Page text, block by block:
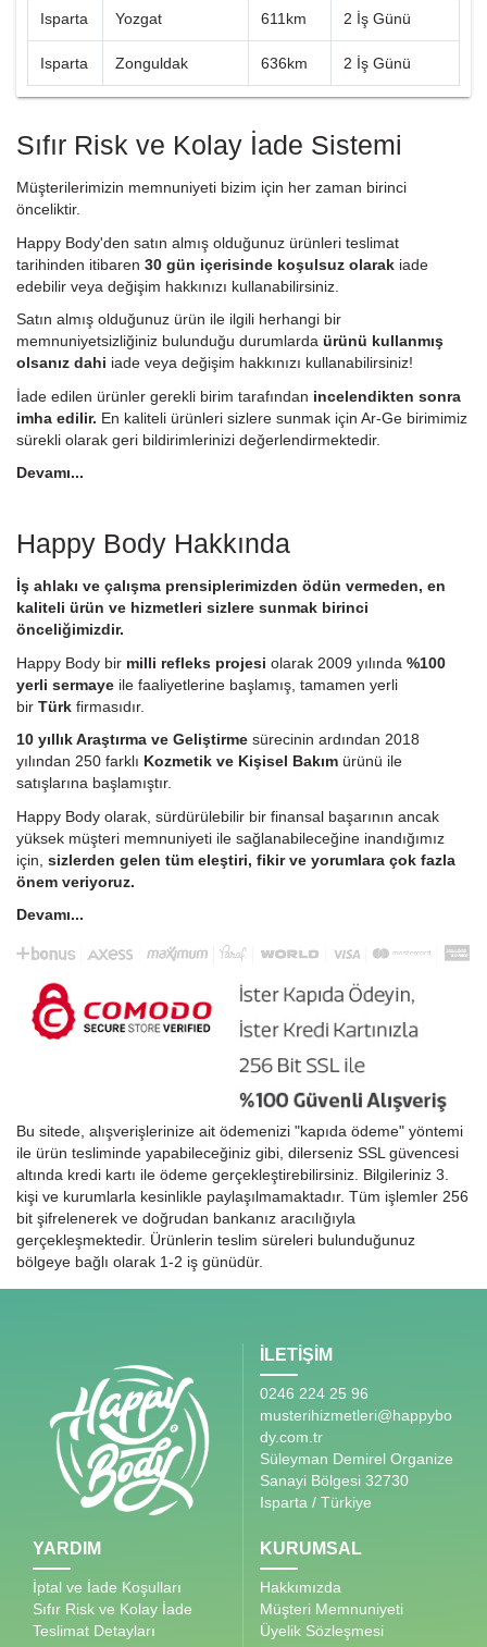
Isparta Yozgat 611km 2 İş Günü
Isparta Zonguldak 636km 2 İş Günü
Sıfır Risk ve Kolay İade Sistemi
Müşterilerimizin memnuniyeti bizim için her zaman birinci
önceliktir.
Happy Body'den satın almış olduğunuz ürünleri teslimat
tarihinden itibaren 30 gün içerisinde koşulsuz olarak iade
edebilir veya değişim hakkınızı kullanabilirsiniz.
Satın almış olduğunuz ürün ile ilgili herhangi bir
memnuniyetsizliğiniz bulunduğu durumlarda ürünü kullanmış
olsanız dahi iade veya değişim hakkınızı kullanabilirsiniz!
İade edilen ürünler gerekli birim tarafından incelendikten sonra
imha edilir. En kaliteli ürünleri sizlere sunmak için Ar-Ge birimimiz
sürekli olarak geri bildirimlerinizi değerlendirmektedir.
Devamı...
Happy Body Hakkında
İş ahlakı ve çalışma prensiplerimizden ödün vermeden, en
kaliteli ürün ve hizmetleri sizlere sunmak birinci
önceliğimizdir.
Happy Body bir milli refleks projesi olarak 2009 yılında %100
yerli sermaye ile faaliyetlerine başlamış, tamamen yerli
bir Türk firmasıdır.
10 yıllık Araştırma ve Geliştirme sürecinin ardından 2018
yılından 250 farklı Kozmetik ve Kişisel Bakım ürünü ile
satışlarına başlamıştır.
Happy Body olarak, sürdürülebilir bir finansal başarının ancak
yüksek müşteri memnuniyeti ile sağlanabileceğine inandığımız
için, sizlerden gelen tüm eleştiri, fikir ve yorumlara çok fazla
önem veriyoruz.
Devamı...
Bu sitede, alışverişlerinize ait ödemenizi "kapıda ödeme" yöntemi
ile ürün tesliminde yapabileceğiniz gibi, dilerseniz SSL güvencesi
altında kredi kartı ile ödeme gerçekleştirebilirsiniz. Bilgileriniz 3.
kişi ve kurumlarla kesinlikle paylaşılmamaktadır. Tüm işlemler 256
bit şifrelenerek ve doğrudan bankanız aracılığıyla
gerçekleşmektedir. Ürünlerin teslim süreleri bulunduğunuz
bölgeye bağlı olarak 1-2 iş günüdür.
İLETİŞİM
0246 224 25 96
musterihizmetleri@happybo
dy.com.tr
Süleyman Demirel Organize
Sanayi Bölgesi 32730
Isparta / Türkiye
YARDIM
İptal ve İade Koşulları
Sıfır Risk ve Kolay İade
Teslimat Detayları
KURUMSAL
Hakkımızda
Müşteri Memnuniyeti
Üyelik Sözleşmesi